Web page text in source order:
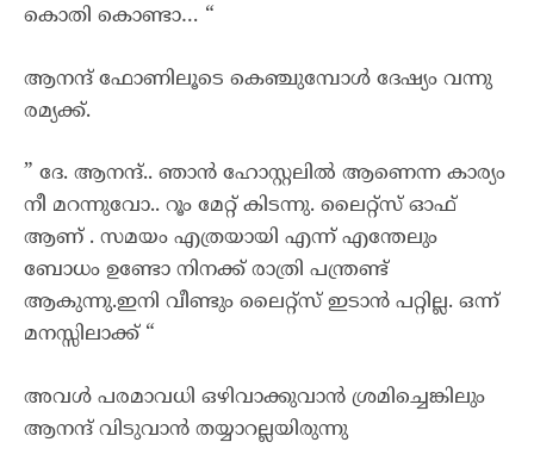
കൊതി കൊണ്ടാ… “
ആനന്ദ് ഫോണിലൂടെ കെഞ്ചുമ്പോൾ ദേഷ്യം വന്നു
രമ്യക്ക്.
” ദേ. ആനന്ദ്.. ഞാൻ ഹോസ്റ്റലിൽ ആണെന്ന കാര്യം
നീ മറന്നുവോ.. റൂം മേറ്റ് കിടന്നു. ലൈറ്റ്സ് ഓഫ്‌
ആണ് . സമയം എത്രയായി എന്ന് എന്തേലും
ബോധം ഉണ്ടോ നിനക്ക്‌ രാത്രി പന്ത്രണ്ട്
ആകുന്നു.ഇനി വീണ്ടും ലൈറ്റ്സ് ഇടാൻ പറ്റില്ല. ഒന്ന്
മനസ്സിലാക്ക് “
അവൾ പരമാവധി ഒഴിവാക്കുവാൻ ശ്രമിച്ചെങ്കിലും
ആനന്ദ് വിടുവാൻ തയ്യാറല്ലയിരുന്നു